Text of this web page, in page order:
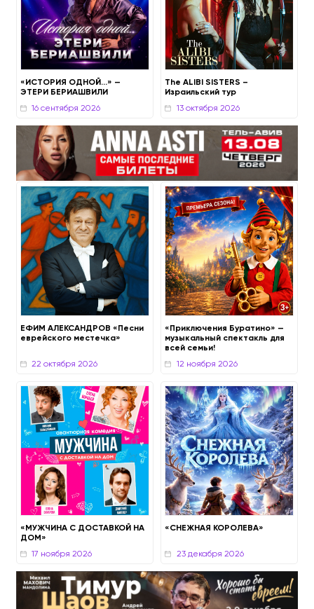
01 сентября 2026
03 сентября
«ИСТОРИЯ ОДНОЙ…» —
ЭТЕРИ БЕРИАШВИЛИ
16 сентября 2026
The ALIBI SISTERS –
Израильский тур
13 октября
ЕФИМ АЛЕКСАНДРОВ «Песни
еврейского местечка»
«Приключения Буратино» —
музыкальный спектакль для
всей семьи!
«МУЖЧИНА С ДОСТАВКОЙ НА
ДОМ»
«СНЕЖНАЯ КОРОЛЕВА»